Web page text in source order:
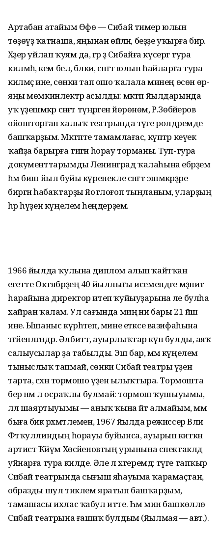
Артабан атайым Өфө — Сибай тимер юлын
төҙөүҙә ҡатнаша, яңы­нан өйләнә, беҙҙе уҡырға бирә.
Хәҙер уйлап ҡуям да, әгәр ҙә Сибайға күсергә тура
килмәһә, кем белә, бәлки, сәнғәт юлын һай­ларға тура
килмәҫ ине, сөнки тап ошо ҡалала минең өсөн өр-
яңы мөмкинлектәр асылды: мәк­тәп йылдарында
уҡ үҙешмәкәр сәнғәт түңәрәгенә йөрөнөм, Р.Зө­­бәйеров
ойош­торған халыҡ театрында тәүге ролдәремде
баш­ҡарҙым. Мәктәпте тамамла­ғас, күптәр кеүек
ҡайҙа барырға тигән һорау торманы. Туп-тура
документтарымды Ленинград ҡалаһына ебәрҙем
һәм биш йыл буйы күренекле сәнғәт эшмәкәр­ҙәре
биргән һабаҡтарҙы йотлоғоп тыңланым, уларҙың
һәр һүҙен күңелемә һеңдерҙем.
1966 йылда ҡулына диплом алып ҡайтҡан
егетте Октябрҙең 40 йыллығы исемендәге мәҙәниәт
һарайына директор итеп ҡуйыуҙа­рына әле булһа
хайран ҡалам. Ул сағында миңә ни бары 21 йәш
ине. Ышаныс күрһәтеп, мине етәксе вазифаһына
тәғәйен­ләгәндәр. Әлбиттә, ауырлыҡтар күп булды, аяҡ
салыусылар ҙа табылды. Эш бар, әммә күңелем
тыныслыҡ тапмай, сөнки Сибай театры үҙенә
тарта, сәхнә тормошо үҙенә ылыҡтыра. Тормошта
бер нәмә лә осраҡлы булмай: тормош ҡушыуымы,
әллә шаяртыуымы — аныҡ ҡына әйтә алмайым, әммә
быға бик рәхмәт­лемен, 1967 йылда режиссер Вәли
Фәтҡуллиндың һорауы буйынса, ауырып киткән
артист Ҡәйүм Хөсәйеновтың урынына спектаклдә
уйнарға тура килде. Әле лә хәтеремдә: тәүге тапҡыр
Сибай театрында сығыш яһа­уыма ҡарамаҫтан,
образды шул тиклем яратып башҡарҙым,
тамашасы ихлас ҡабул итте. Һәм мин башкөллө
Сибай театрына ғашиҡ булдым (йылмая — авт.).